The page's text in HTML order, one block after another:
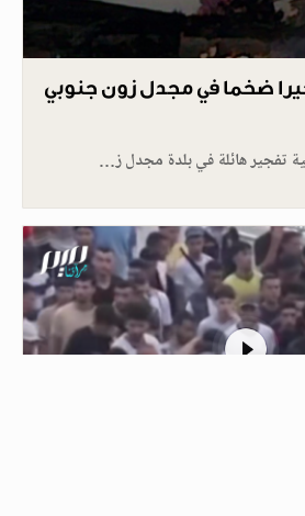
ضخما في مجدل زون جنوبي
تفجير هائلة في بلدة مجدل ز…